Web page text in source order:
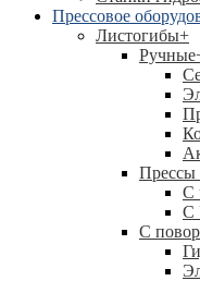
Прессовое
Листогибы+
Ручные
Прессы
C
С
С